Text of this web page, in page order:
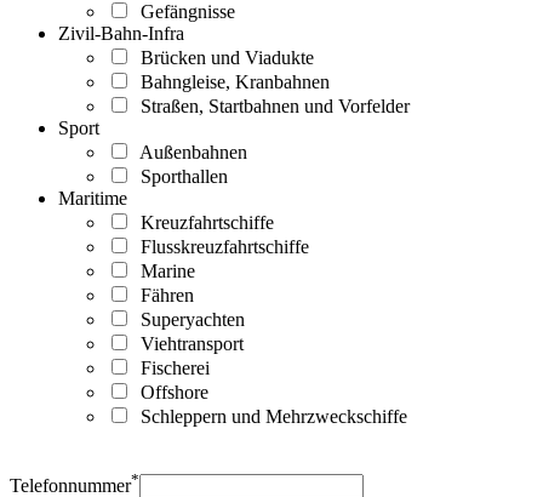
Gefängnisse
Zivil-Bahn-Infra
Brücken und Viadukte
Bahngleise, Kranbahnen
Straßen, Startbahnen und Vorfelder
Sport
Außenbahnen
Sporthallen
Maritime
Kreuzfahrtschiffe
Flusskreuzfahrtschiffe
Marine
Fähren
Superyachten
Viehtransport
Fischerei
Offshore
Schleppern und Mehrzweckschiffe
Telefonnummer*